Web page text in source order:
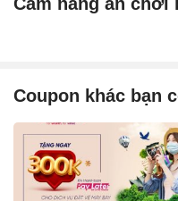
Coupon khác bạn